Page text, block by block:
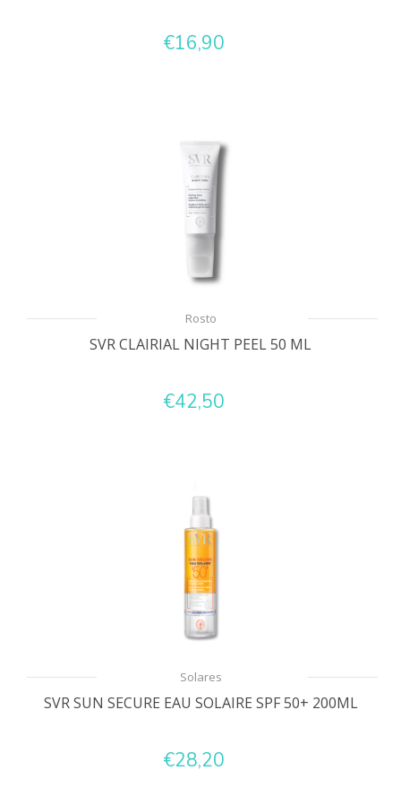
€16,90
Rosto
SVR CLAIRIAL NIGHT PEEL 50 ML
€42,50
Solares
SVR SUN SECURE EAU SOLAIRE SPF 50+ 200ML
€28,20